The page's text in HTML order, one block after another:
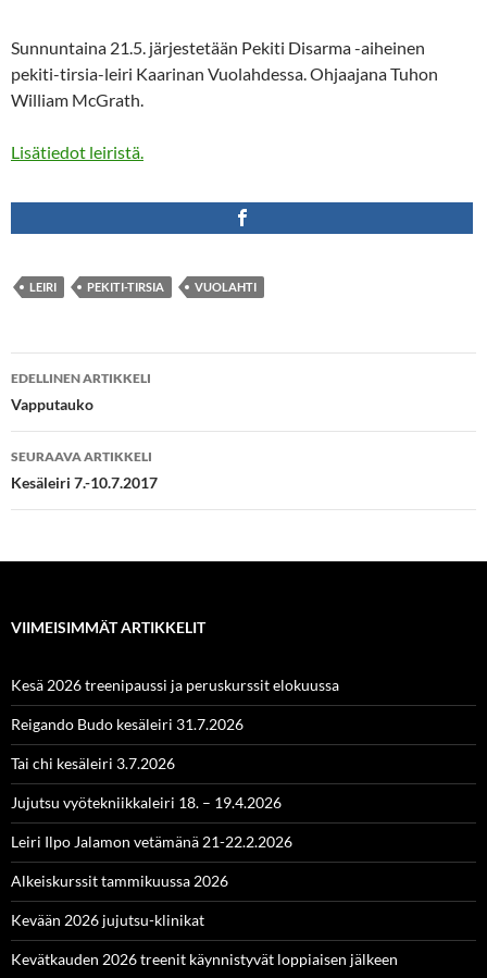
Sunnuntaina 21.5. järjestetään Pekiti Disarma -aiheinen
pekiti-tirsia-leiri Kaarinan Vuolahdessa. Ohjaajana Tuhon
William McGrath.
Lisätiedot leiristä.
LEIRI PEKITI-TIRSIA VUOLAHTI
Artikkelien
selaus
EDELLINEN ARTIKKELI
Vapputauko
SEURAAVA ARTIKKELI
Kesäleiri 7.-10.7.2017
VIIMEISIMMÄT ARTIKKELIT
Kesä 2026 treenipaussi ja peruskurssit elokuussa
Reigando Budo kesäleiri 31.7.2026
Tai chi kesäleiri 3.7.2026
Jujutsu vyötekniikkaleiri 18. – 19.4.2026
Leiri Ilpo Jalamon vetämänä 21-22.2.2026
Alkeiskurssit tammikuussa 2026
Kevään 2026 jujutsu-klinikat
Kevätkauden 2026 treenit käynnistyvät loppiaisen jälkeen